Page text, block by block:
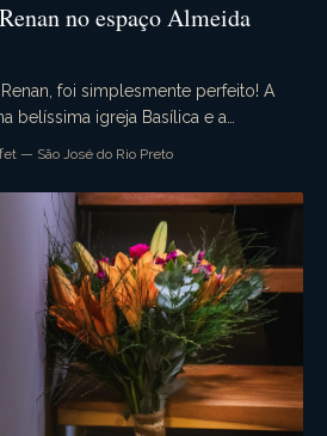
no espaço Almeida
foi simplesmente perfeito! A
belíssima igreja Basílica e a
— São José do Rio Preto